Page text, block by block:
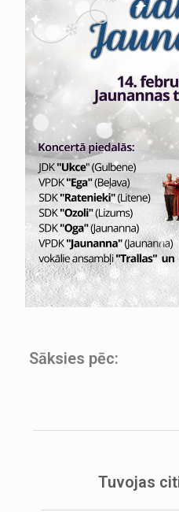
Sāksies pēc:
Tuvojas